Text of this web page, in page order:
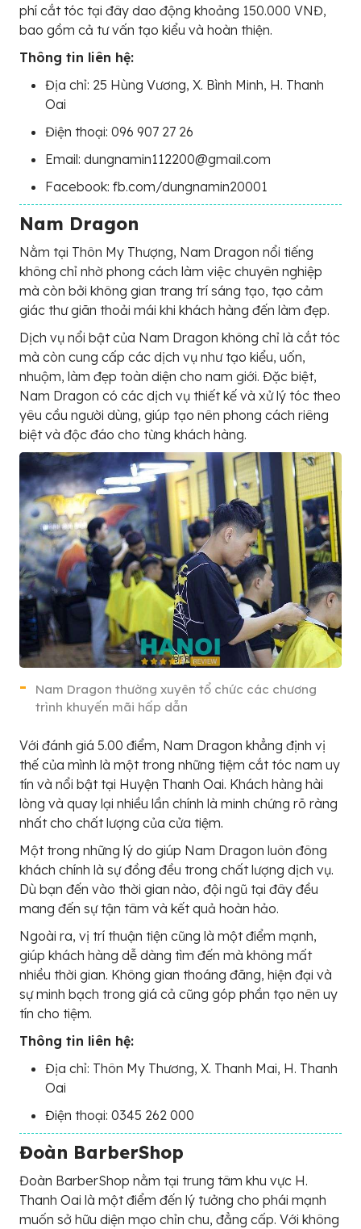
phí cắt tóc tại đây dao động khoảng 150.000 VNĐ,
bao gồm cả tư vấn tạo kiểu và hoàn thiện.
Thông tin liên hệ:
Địa chỉ: 25 Hùng Vương, X. Bình Minh, H. Thanh
Oai
Điện thoại: 096 907 27 26
Email: dungnamin112200@gmail.com
Facebook: fb.com/dungnamin20001
Nam Dragon
Nằm tại Thôn My Thượng, Nam Dragon nổi tiếng
không chỉ nhờ phong cách làm việc chuyên nghiệp
mà còn bởi không gian trang trí sáng tạo, tạo cảm
giác thư giãn thoải mái khi khách hàng đến làm đẹp.
Dịch vụ nổi bật của Nam Dragon không chỉ là cắt tóc
mà còn cung cấp các dịch vụ như tạo kiểu, uốn,
nhuộm, làm đẹp toàn diện cho nam giới. Đặc biệt,
Nam Dragon có các dịch vụ thiết kế và xử lý tóc theo
yêu cầu người dùng, giúp tạo nên phong cách riêng
biệt và độc đáo cho từng khách hàng.
Nam Dragon thường xuyên tổ chức các chương
trình khuyến mãi hấp dẫn
Với đánh giá 5.00 điểm, Nam Dragon khẳng định vị
thế của mình là một trong những tiệm cắt tóc nam uy
tín và nổi bật tại Huyện Thanh Oai. Khách hàng hài
lòng và quay lại nhiều lần chính là minh chứng rõ ràng
nhất cho chất lượng của cửa tiệm.
Một trong những lý do giúp Nam Dragon luôn đông
khách chính là sự đồng đều trong chất lượng dịch vụ.
Dù bạn đến vào thời gian nào, đội ngũ tại đây đều
mang đến sự tận tâm và kết quả hoàn hảo.
Ngoài ra, vị trí thuận tiện cũng là một điểm mạnh,
giúp khách hàng dễ dàng tìm đến mà không mất
nhiều thời gian. Không gian thoáng đãng, hiện đại và
sự minh bạch trong giá cả cũng góp phần tạo nên uy
tín cho tiệm.
Thông tin liên hệ:
Địa chỉ: Thôn My Thương, X. Thanh Mai, H. Thanh
Oai
Điện thoại: 0345 262 000
Đoàn BarberShop
Đoàn BarberShop nằm tại trung tâm khu vực H.
Thanh Oai là một điểm đến lý tưởng cho phái mạnh
muốn sở hữu diện mạo chỉn chu, đẳng cấp. Với không